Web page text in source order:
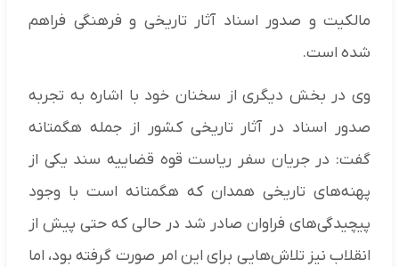
مالکیت و صدور اسناد آثار تاریخی و فرهنگی فراهم
شده است.
وی در بخش دیگری از سخنان خود با اشاره به تجربه
صدور اسناد در آثار تاریخی کشور از جمله هگمتانه
گفت: در جریان سفر ریاست قوه قضاییه سند یکی از
پهنه‌های تاریخی همدان که هگمتانه است با وجود
پیچیدگی‌های فراوان صادر شد در حالی که حتی پیش از
انقلاب نیز تلاش‌هایی برای این امر صورت گرفته بود، اما